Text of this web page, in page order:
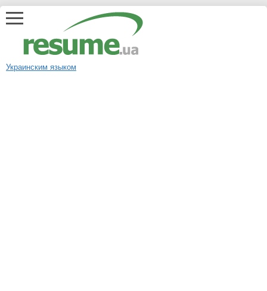
Украинским языком